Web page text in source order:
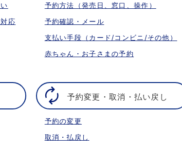
応
予約方法（発売日、窓口、操作）
予約確認・メール
支払い手段（カード/コンビニ/その他）
赤ちゃん・お子さまの予約
予約変更・取消・払い戻し
予約の変更
取消・払戻し